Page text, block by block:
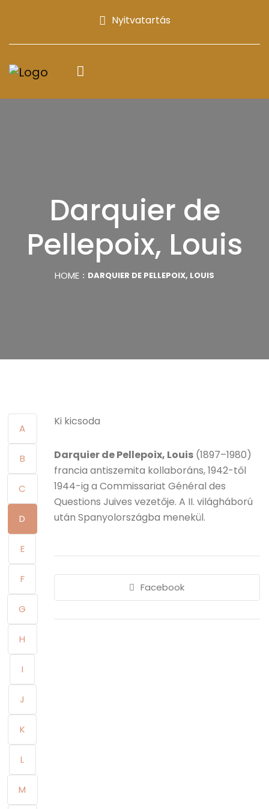
Nyitvatartás
Darquier de
Pellepoix, Louis
HOME DARQUIER DE PELLEPOIX, LOUIS
A
B
C
D
E
F
G
H
I
J
K
L
M
Ki kicsoda
Darquier de Pellepoix, Louis(1897–1980)
francia antiszemita kollaboráns, 1942-től
1944-ig a Commissariat Général des
Questions Juives vezetője. A II. világháború
után Spanyolországba menekül.
Facebook